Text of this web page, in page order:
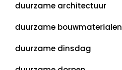
duurzame architectuur
duurzame bouwmaterialen
duurzame dinsdag